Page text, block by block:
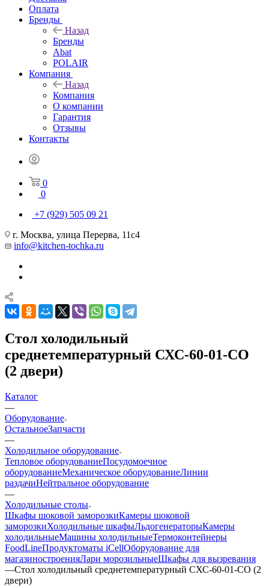
Оплата
Бренды
Назад
Бренды
Abat
POLAIR
Компания
Назад
Компания
О компании
Гарантия
Отзывы
Контакты
0
0
+7 (929) 505 09 21
г. Москва, улица Перерва, 11с4
info@kitchen-tochka.ru
Стол холодильный
среднетемпературный СХС-60-01-СО
(2 двери)
Каталог
—
Оборудование
ОстальноеЗапчасти
—
Холодильное оборудование
Тепловое оборудованиеПосудомоечное
оборудованиеМеханическое оборудованиеЛинии
раздачиНейтральное оборудование
—
Холодильные столы
Шкафы шоковой заморозкиКамеры шоковой
заморозкиХолодильные шкафыЛьдогенераторыКамеры
холодильныеМашины холодильныеТермоконтейнеры
FoodLineПродуктоматы iCellОборудование для
магазиностроенияЛари морозильныеШкафы для вызревания
—Стол холодильный среднетемпературный СХС-60-01-СО (2
двери)